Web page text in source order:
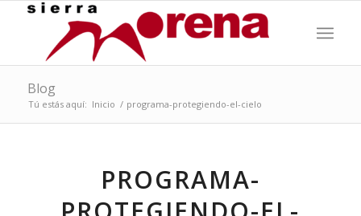
Blog
Tú estás aquí: Inicio / programa-protegiendo-el-cielo
PROGRAMA-